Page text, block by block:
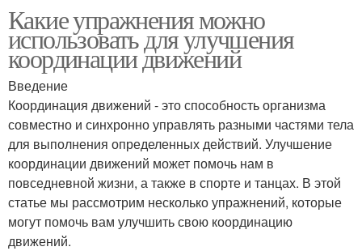
Какие упражнения можно
использовать для улучшения
координации движений
Введение
Координация движений - это способность организма
совместно и синхронно управлять разными частями тела
для выполнения определенных действий. Улучшение
координации движений может помочь нам в
повседневной жизни, а также в спорте и танцах. В этой
статье мы рассмотрим несколько упражнений, которые
могут помочь вам улучшить свою координацию
движений.